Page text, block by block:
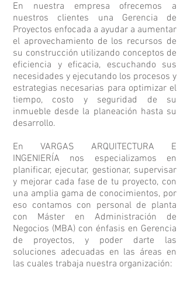
En nuestra empresa ofrecemos a
nuestros clientes una Gerencia de
Proyectos enfocada a ayudar a aumentar
el aprovechamiento de los recursos de
su construcción utilizando conceptos de
eficiencia y eficacia, escuchando sus
necesidades y ejecutando los procesos y
estrategias necesarias para optimizar el
tiempo, costo y seguridad de su
inmueble desde la planeación hasta su
desarrollo.
En VARGAS ARQUITECTURA E
INGENIERÍA nos especializamos en
planificar, ejecutar, gestionar, supervisar
y mejorar cada fase de tu proyecto, con
una amplia gama de conocimientos, por
eso contamos con personal de planta
con Máster en Administración de
Negocios (MBA) con énfasis en Gerencia
de proyectos, y poder darte las
soluciones adecuadas en las áreas en
las cuales trabaja nuestra organización: